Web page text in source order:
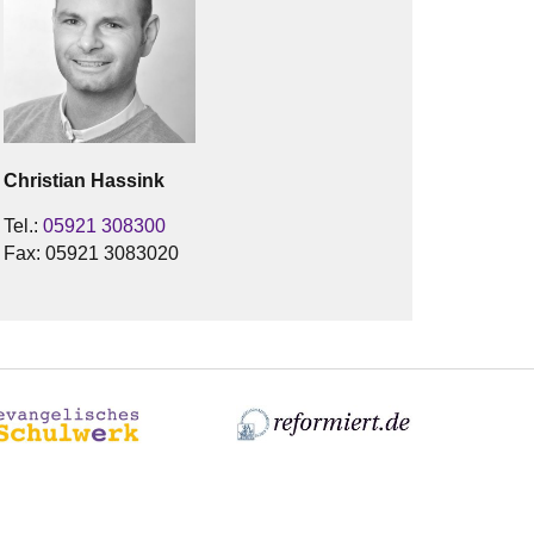
Christian Hassink
Tel.: 05921 308300
Fax: 05921 3083020